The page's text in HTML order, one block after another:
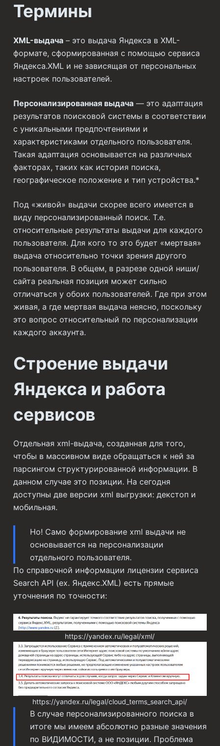
Термины
XML-выдача– это выдача Яндекса в XML-
формате, сформированная с помощью сервиса
Яндекса.XML и не зависящая от персональных
настроек пользователей.
Персонализированная выдача— это адаптация
результатов поисковой системы в соответствии
с уникальными предпочтениями и
характеристиками отдельного пользователя.
Такая адаптация основывается на различных
факторах, таких как история поиска,
географическое положение и тип устройства.*
Под «живой» выдачи скорее всего имеется в
виду персонализированный поиск. Т.е.
относительные результаты выдачи для каждого
пользователя. Для кого то это будет «мертвая»
выдача относительно точки зрения другого
пользователя. В общем, в разрезе одной ниши/
сайта реальная позиция может сильно
отличаться у обоих пользователей. Где при этом
живая, а где мертвая выдача неясно, поскольку
это вопрос относительный по персонализации
каждого аккаунта.
Строение выдачи
Яндекса и работа
сервисов
Отдельная xml-выдача, созданная для того,
чтобы в массивном виде обращаться к ней за
парсингом структурированной информации. В
данном случае это позиции. На сегодня
доступны две версии xml выгрузки: декстоп и
мобильная.
Но! Само формирование xml выдачи не
основывается на персонализации
отдельного пользователя.
По справочной информации лицензии сервиса
Search API (ex. Яндекс.XML) есть прямые
уточнения по точности:
https://yandex.ru/legal/xml/
https://yandex.ru/legal/cloud_terms_search_api/
В случае персонализированного поиска в
итоге мы имеем абсолютно разные значения
по ВИДИМОСТИ, а не позиции. Проблема